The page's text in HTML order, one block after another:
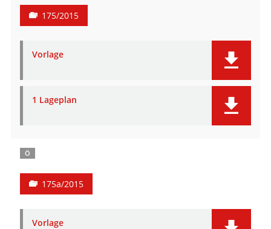
175/2015
Vorlage
1 Lageplan
Ö
175a/2015
Vorlage